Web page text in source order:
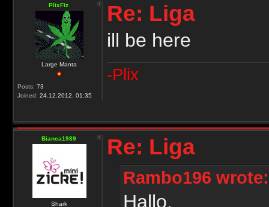
PlixFiz
Large Manta
Posts: 73
Joined: 24.12.2012, 01:35
Re: Liga
ill be here
-Plix
Bianca1989
Shark
Re: Liga
Rambo196 wrote:
Hallo,